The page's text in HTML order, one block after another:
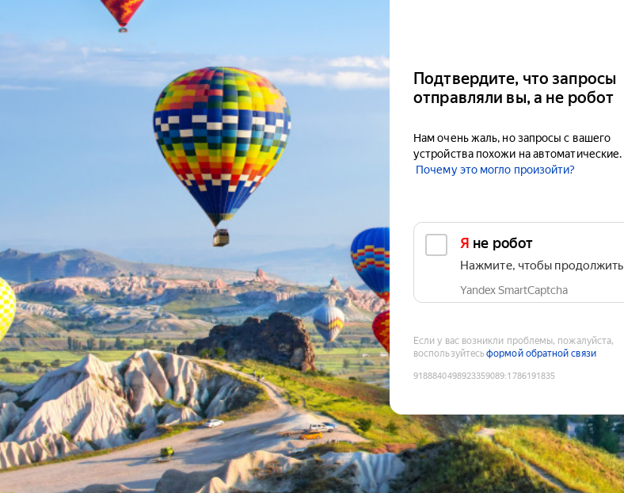
Подтвердите, что запросы
отправляли вы, а не робот
Нам очень жаль, но запросы с вашего
устройства похожи на автоматические.
Почему это могло произойти?
Я не робот
Нажмите, чтобы продолжить
Yandex SmartCaptcha
Если у вас возникли проблемы, пожалуйста,
воспользуйтесьформой обратной связи
9188840498923359089:1786191835